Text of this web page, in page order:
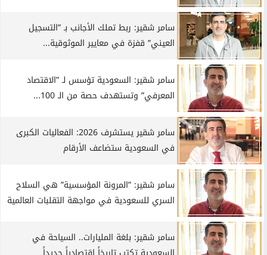
سامر شقير: ربط تملك الأجانب بـ ”التسجيل
العيني” قفزة في معايير الموثوقية...
سامر شقير: السعودية تؤسس لـ ”الاقتصاد
المعرفي” وتستهدف حصة من الـ 100...
سامر شقير يستشرف 2026: الفعاليات الكبرى
في السعودية ستضاعف الأرقام
سامر شقير: ”المرونة المؤسسية” هي السلاح
السري للسعودية في مواجهة التقلبات العالمية
سامر شقير: بلغة المليارات.. السياحة في